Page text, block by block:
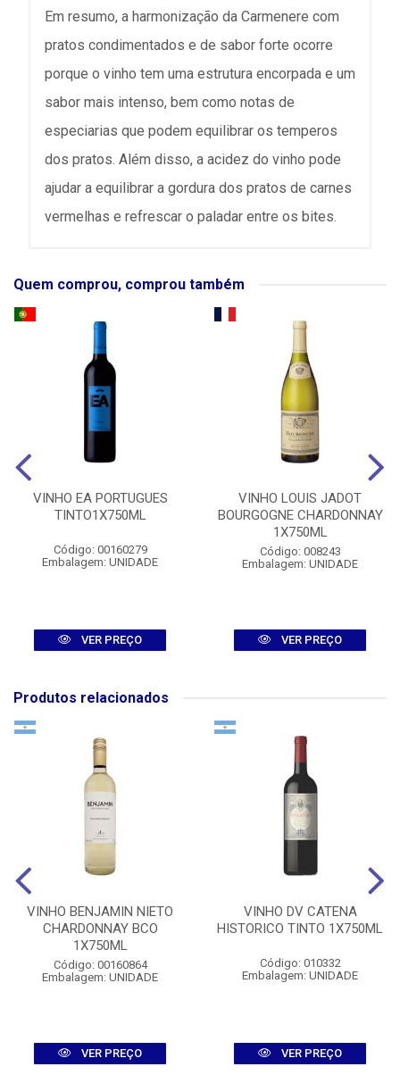
Em resumo, a harmonização da Carmenere com
pratos condimentados e de sabor forte ocorre
porque o vinho tem uma estrutura encorpada e um
sabor mais intenso, bem como notas de
especiarias que podem equilibrar os temperos
dos pratos. Além disso, a acidez do vinho pode
ajudar a equilibrar a gordura dos pratos de carnes
vermelhas e refrescar o paladar entre os bites.
Quem comprou, comprou também
VINHO EA PORTUGUES
TINTO1X750ML
Código: 00160279
Embalagem: UNIDADE
VER PREÇO
VINHO LOUIS JADOT
BOURGOGNE CHARDONNAY
1X750ML
Código: 008243
Embalagem: UNIDADE
VER PREÇO
Produtos relacionados
VINHO BENJAMIN NIETO
CHARDONNAY BCO
1X750ML
Código: 00160864
Embalagem: UNIDADE
VER PREÇO
VINHO DV CATENA
HISTORICO TINTO 1X750ML
Código: 010332
Embalagem: UNIDADE
VER PREÇO